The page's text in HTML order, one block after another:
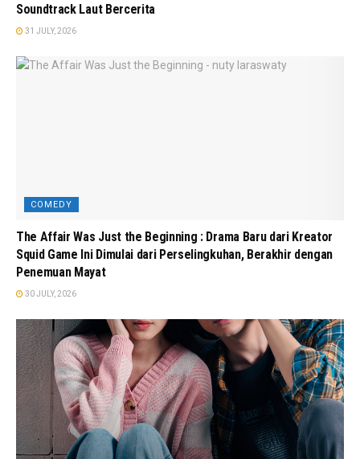
Soundtrack Laut Bercerita
31 JULY, 2026
COMEDY
The Affair Was Just the Beginning : Drama Baru dari Kreator
Squid Game Ini Dimulai dari Perselingkuhan, Berakhir dengan
Penemuan Mayat
30 JULY, 2026